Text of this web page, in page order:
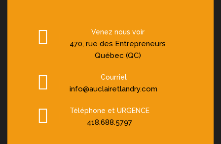
Venez nous voir
470, rue des Entrepreneurs
Québec (QC)
Courriel
info@auclairetlandry.com
Téléphone et URGENCE
418.688.5797